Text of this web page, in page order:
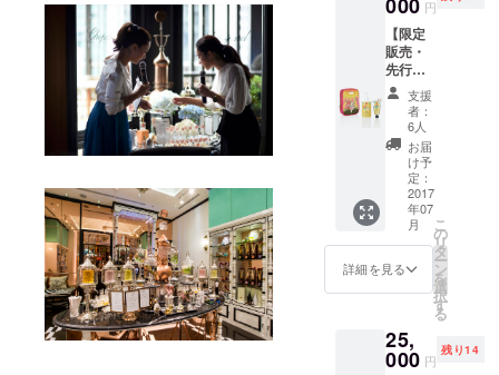
円
【限定
販売・
先行予
約】 マ
ムアン
ISSUE
バッグ
セット
ボディ
ウォッ
シュ&ハ
ンドク
リーム
(定価
17,280
円)
支援
者：
6人
お届
け予
定：
2017
年07
月
詳細を見る
こ
の
リ
タ
ー
ン
を
選
択
す
る
25,
000 円
残り14